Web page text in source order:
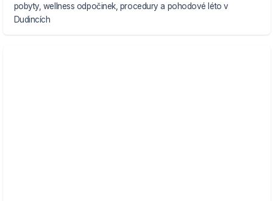
pobyty, wellness odpočinek, procedury a pohodové léto v
Dudincích